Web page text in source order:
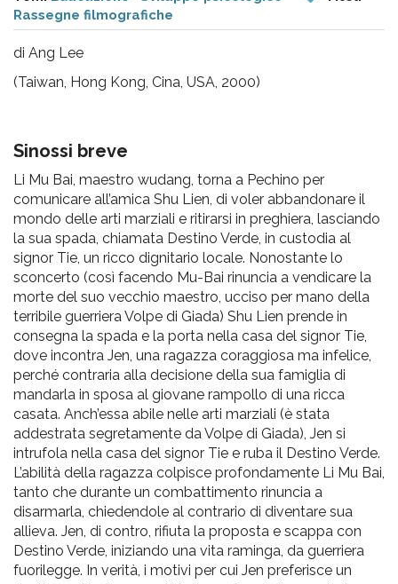
e
analisi
pr
l'infanzia
e
l'adolescenza
Rassegne filmografiche
di Ang Lee
(Taiwan, Hong Kong, Cina, USA, 2000)
Sinossi breve
Li Mu Bai, maestro wudang, torna a Pechino per
comunicare all’amica Shu Lien, di voler abbandonare il
mondo delle arti marziali e ritirarsi in preghiera, lasciando
la sua spada, chiamata Destino Verde, in custodia al
signor Tie, un ricco dignitario locale. Nonostante lo
sconcerto (così facendo Mu-Bai rinuncia a vendicare la
morte del suo vecchio maestro, ucciso per mano della
terribile guerriera Volpe di Giada) Shu Lien prende in
consegna la spada e la porta nella casa del signor Tie,
dove incontra Jen, una ragazza coraggiosa ma infelice,
perché contraria alla decisione della sua famiglia di
mandarla in sposa al giovane rampollo di una ricca
casata. Anch’essa abile nelle arti marziali (è stata
addestrata segretamente da Volpe di Giada), Jen si
intrufola nella casa del signor Tie e ruba il Destino Verde.
L’abilità della ragazza colpisce profondamente Li Mu Bai,
tanto che durante un combattimento rinuncia a
disarmarla, chiedendole al contrario di diventare sua
allieva. Jen, di contro, rifiuta la proposta e scappa con
Destino Verde, iniziando una vita raminga, da guerriera
fuorilegge. In verità, i motivi per cui Jen preferisce un